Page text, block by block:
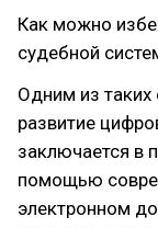
Как можно
судебной
Одним из таких
развитие
заключается в
помощью
электронном